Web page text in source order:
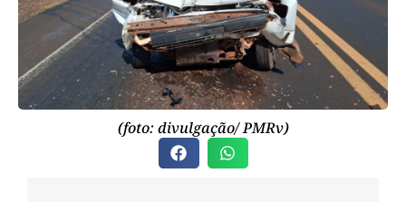
(foto: divulgação/ PMRv)